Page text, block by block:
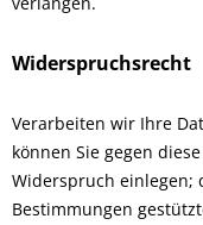
Widerspruchsrecht
Verarbeiten wir Ihre
können Sie gegen
Widerspruch einlegen;
Bestimmungen